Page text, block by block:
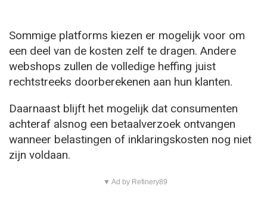
Sommige platforms kiezen er mogelijk voor om
een deel van de kosten zelf te dragen. Andere
webshops zullen de volledige heffing juist
rechtstreeks doorberekenen aan hun klanten.
Daarnaast blijft het mogelijk dat consumenten
achteraf alsnog een betaalverzoek ontvangen
wanneer belastingen of inklaringskosten nog niet
zijn voldaan.
▼ Ad by Refinery89